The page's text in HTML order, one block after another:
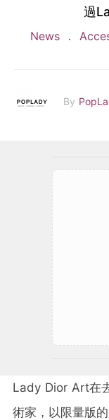
過
News
By
Lady Dior Art在
術家，以限量版